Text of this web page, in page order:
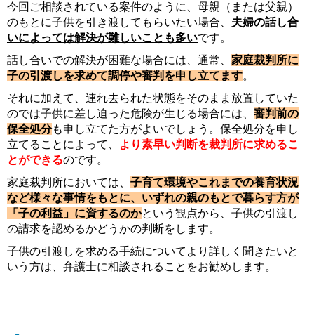
今回ご相談されている案件のように、母親（または父親）
のもとに子供を引き渡してもらいたい場合、 夫婦の話し合
いによっては解決が難しいことも多いです。
話し合いでの解決が困難な場合には、通常、 家庭裁判所に
子の引渡しを求めて調停や審判を申し立てます。
それに加えて、連れ去られた状態をそのまま放置していた
のでは子供に差し迫った危険が生じる場合には、 審判前の
保全処分も申し立てた方がよいでしょう。保全処分を申し
立てることによって、
より素早い判断を裁判所に求めるこ
とができるのです。
家庭裁判所においては、 子育て環境やこれまでの養育状況
など様々な事情をもとに、いずれの親のもとで暮らす方が
「子の利益」に資するのかという観点から、子供の引渡し
の請求を認めるかどうかの判断をします。
子供の引渡しを求める手続についてより詳しく聞きたいと
いう方は、弁護士に相談されることをお勧めします。